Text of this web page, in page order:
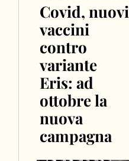
Covid, nuovi
vaccini
contro
variante
Eris: ad
ottobre la
nuova
campagna